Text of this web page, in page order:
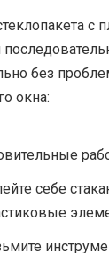
с
без
окна:
себе